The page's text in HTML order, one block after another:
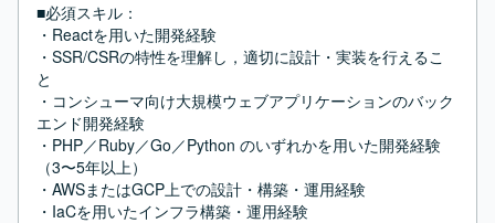
■必須スキル：
・Reactを用いた開発経験
・SSR/CSRの特性を理解し，適切に設計・実装を行えるこ
と
・コンシューマ向け大規模ウェブアプリケーションのバック
エンド開発経験
・PHP／Ruby／Go／Python のいずれかを用いた開発経験
（3〜5年以上）
・AWSまたはGCP上での設計・構築・運用経験
・IaCを用いたインフラ構築・運用経験